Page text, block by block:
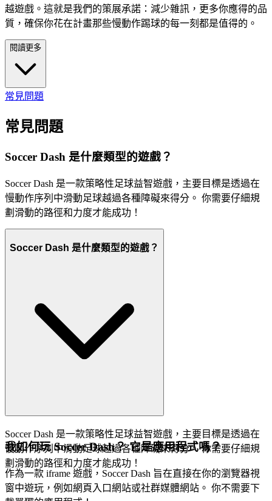
越遊戲。這就是我們的策展承諾：減少雜訊，更多你應得的品
質，確保你花在計畫那些慢動作踢球的每一刻都是值得的。
閱讀更多
常見問題
常見問題
Soccer Dash 是什麼類型的遊戲？
Soccer Dash 是一款策略性足球益智遊戲，主要目標是透過在
慢動作序列中滑動足球越過各種障礙來得分。 你需要仔細規
劃滑動的路徑和力度才能成功！
Soccer Dash 是什麼類型的遊戲？
Soccer Dash 是一款策略性足球益智遊戲，主要目標是透過在
慢動作序列中滑動足球越過各種障礙來得分。 你需要仔細規
劃滑動的路徑和力度才能成功！
我如何玩 Soccer Dash？ 它是應用程式嗎？
作為一款 iframe 遊戲，Soccer Dash 旨在直接在你的瀏覽器視
窗中遊玩，例如網頁入口網站或社群媒體網站。 你不需要下